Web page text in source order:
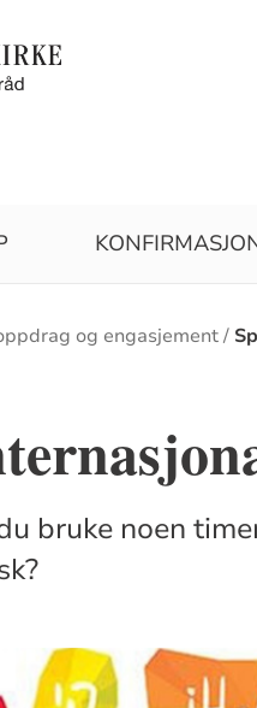
og engasjement
bruke noen